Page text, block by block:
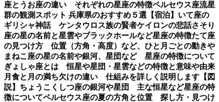
座とうお座の違い それぞれの星座の特徴ペルセウス座流星
群の観測スポット 兵庫県のおすすめ５選【宿泊】 いて座の
ギリシャ神話 ケンタウロス族の賢者ケイロンの悲話さそり
座の星の名前と星雲やブラックホールなど星座の特徴たて座
の見つけ方 位置（方角・高度）など、ひと月ごとの動きや
まねこ座の星の名前や銀河、星団など 星座の特徴について
ぎょしゃ座とは 恒星や星団・星雲などの特徴と意味や由来
月食と月の満ち欠けの違い 仕組みを詳しく説明します【図
説】 ちょうこくしつ座の銀河や星団 主な恒星など星座の特
徴についてペルセウス座の夏の方角と位置 探し方・見つけ